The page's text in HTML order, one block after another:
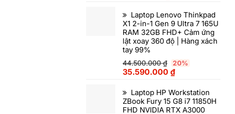
Laptop Lenovo Thinkpad
X1 2-in-1 Gen 9 Ultra 7 165U
RAM 32GB FHD+ Cảm ứng
lật xoay 360 độ | Hàng xách
tay 99%
44.500.000₫ 20%
35.590.000 ₫
Laptop HP Workstation
ZBook Fury 15 G8 i7 11850H
FHD NVIDIA RTX A3000